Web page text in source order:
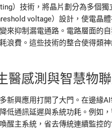
）技術，將晶片劃分為多個
voltage）設計，使電晶
來抑制漏電通路。電路層面的
浪費。這些技術的整合使得類
醫感測與智慧物
新興應用打開了大門。在邊緣
低通訊延遲與系統功耗。例如
醒主系統，省去傳統連續監控